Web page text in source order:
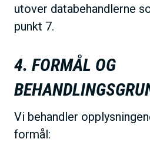
utover databehandlerne
punkt 7.
4. FORMÅL OG
Vi behandler
formål: